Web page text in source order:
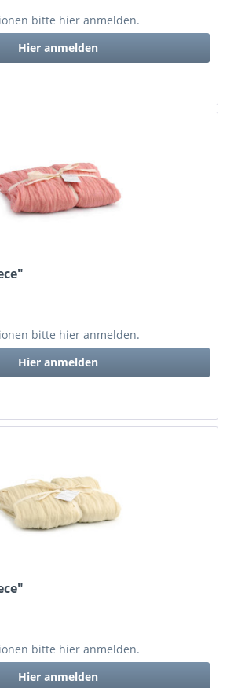
bitte hier anmelden.
Hier anmelden
bitte hier anmelden.
Hier anmelden
bitte hier anmelden.
Hier anmelden